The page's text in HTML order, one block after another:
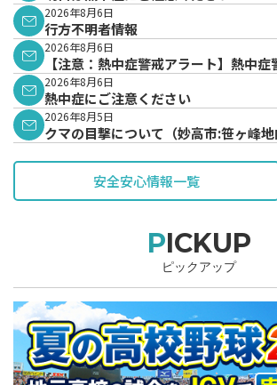
2026年8月6日
行方不明者情報
2026年8月6日
【注意：熱中症警戒アラート】熱中
表されています。
2026年8月6日
熱中症にご注意ください
2026年8月5日
クマの目撃について（妙高市:笹ヶ峰地
安全安心情報一覧
PICKUP
ピックアップ